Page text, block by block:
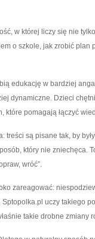
w której liczy się nie
o szkole, jak zrobić plan
edukację w bardziej
dynamiczne. Dzieci
pomagają łączyć
treści są pisane tak, by
który nie zniechęca.
wróć”.
zareagować:
uczy takiego
takie drobne zmiany